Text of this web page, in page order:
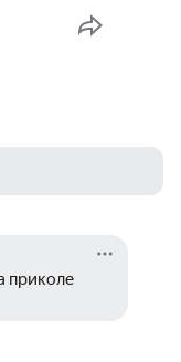
приколе